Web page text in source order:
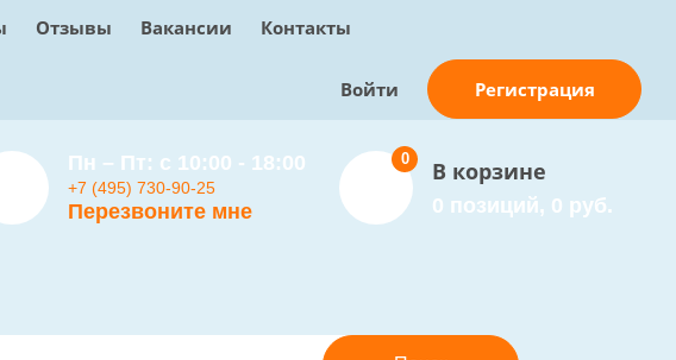
Отзывы Вакансии Контакты
Войти Регистрация
Пн – Пт: с 10:00 - 18:00
+7 (495) 730-90-25
Перезвоните мне
В корзине
0 позиций, 0 руб.
0